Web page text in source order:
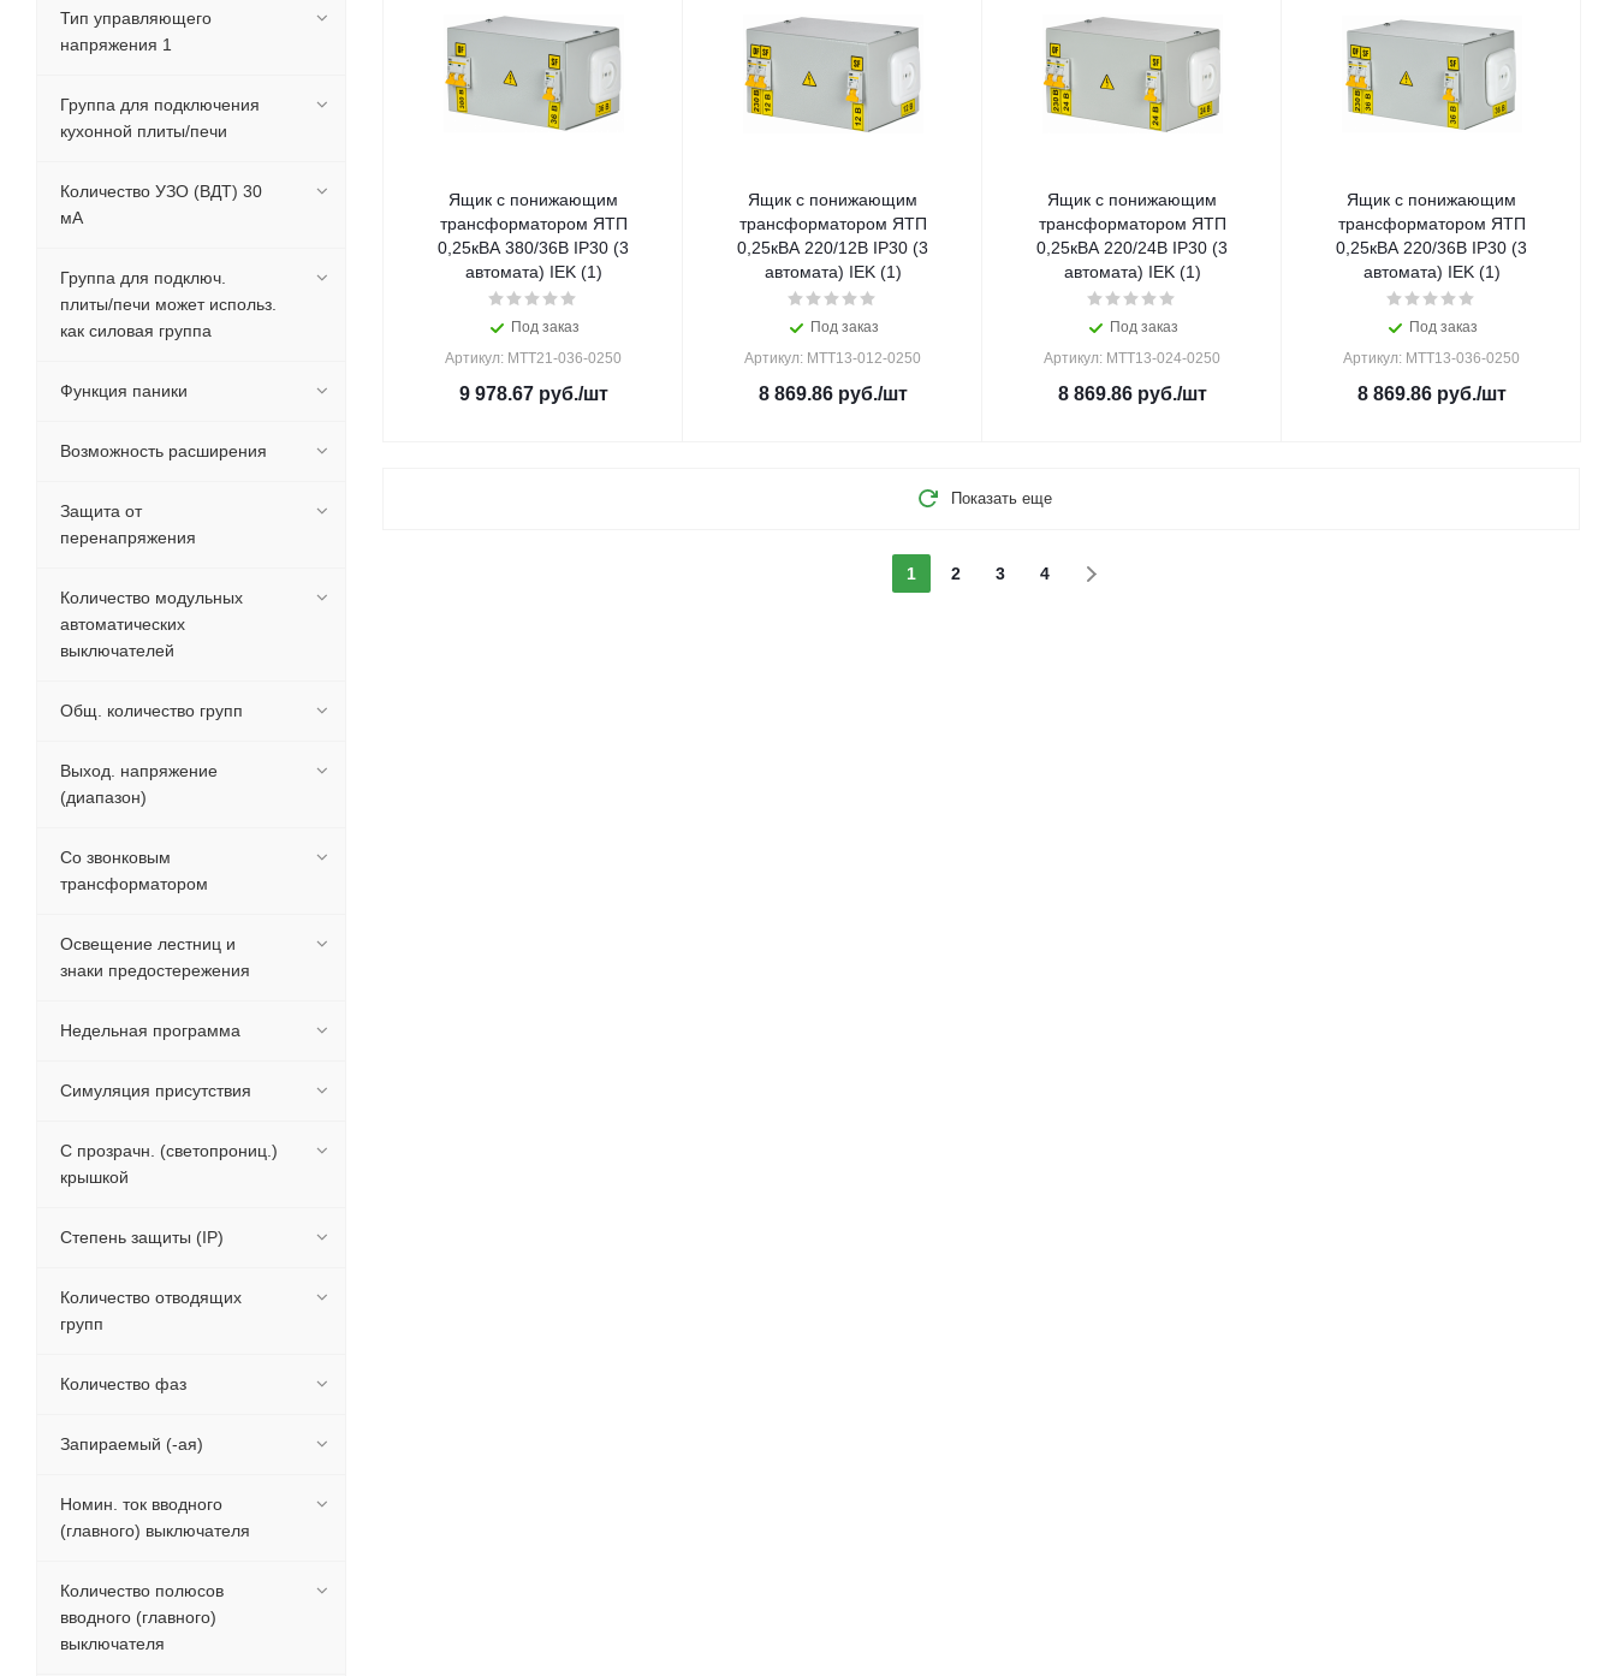
Ящик с понижающим
трансформатором ЯТП
0,25кВА 380/36В IP30 (3
автомата) IEK (1)
Под заказ
Артикул: MTT21-036-0250
9 978.67руб./шт
Ящик с понижающим
трансформатором ЯТП
0,25кВА 220/12В IP30 (3
автомата) IEK (1)
Под заказ
Артикул: MTT13-012-0250
8 869.86руб./шт
Ящик с понижающим
трансформатором ЯТП
0,25кВА 220/24В IP30 (3
автомата) IEK (1)
Под заказ
Артикул: MTT13-024-0250
8 869.86руб./шт
Ящик с понижающим
трансформатором ЯТП
0,25кВА 220/36В IP30 (3
автомата) IEK (1)
Под заказ
Артикул: MTT13-036-0250
8 869.86руб./шт
Показать еще
1 2 3 4
Тип управляющего
напряжения 1
Группа для подключения
кухонной плиты/печи
Количество УЗО (ВДТ) 30
мА
Группа для подключ.
плиты/печи может использ.
как силовая группа
Функция паники
Возможность расширения
Защита от
перенапряжения
Количество модульных
автоматических
выключателей
Общ. количество групп
Выход. напряжение
(диапазон)
Со звонковым
трансформатором
Освещение лестниц и
знаки предостережения
Недельная программа
Симуляция присутствия
С прозрачн. (светопрониц.)
крышкой
Степень защиты (IP)
Количество отводящих
групп
Количество фаз
Запираемый (-ая)
Номин. ток вводного
(главного) выключателя
Количество полюсов
вводного (главного)
выключателя